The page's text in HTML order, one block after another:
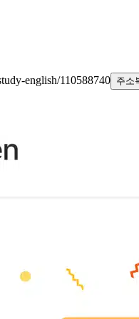
english/110588740 주소